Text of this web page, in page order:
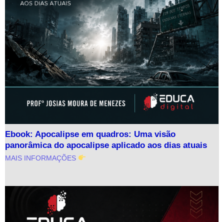
Ebook: Apocalipse em quadros: Uma visão
panorâmica do apocalipse aplicado aos dias atuais
MAIS INFORMAÇÕES